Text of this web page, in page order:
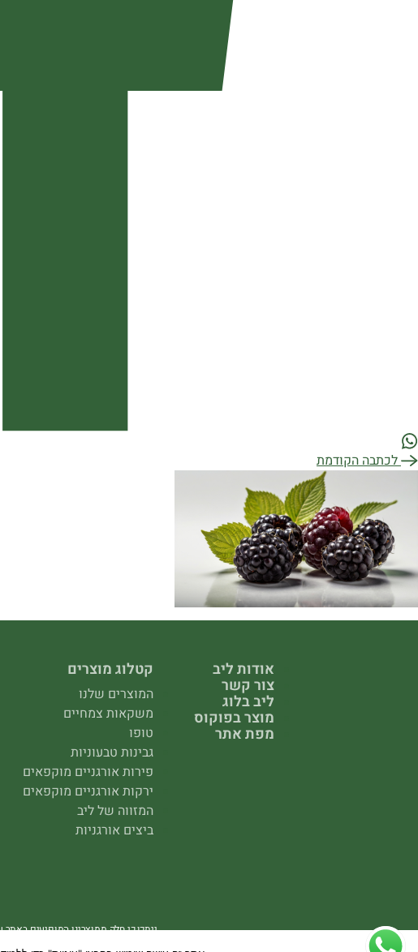
ניווט
לכתבה הקודמת
אודות ליב
צור קשר
ליב בלוג
מוצר בפוקוס
מפת אתר
קטלוג מוצרים
המוצרים שלנו
משקאות צמחיים
טופו
גבינות טבעוניות
פירות אורגניים מוקפאים
ירקות אורגניים מוקפאים
המזווה של ליב
ביצים אורגניות
ייתכן כי חלק ממוצרינו המופיעים באתר